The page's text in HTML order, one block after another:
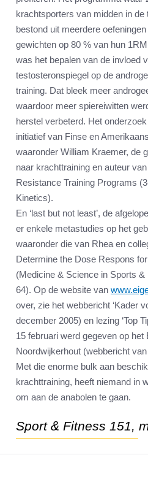
krachtsporters van midden in de
bestond uit meerdere
gewichten op 80 % van hun
was het bepalen van de invloed
testosteronspiegel op de
training. Dat bleek meer
waardoor meer spiereiwitten
herstel verbeterd. Het
initiatief van Finse en
waaronder William Kraemer, de
naar krachttraining en auteur
Resistance Training Programs
Kinetics).
En ‘last but not least’, de
er enkele metastudies op het
waaronder die van Rhea en
Determine the Dose Respons
(Medicine & Science in Sports
64). Op de website van
over, zie het webbericht ‘Kader
december 2005) en lezing ‘Top
15 februari werd gegeven op het
Noordwijkerhout (webbericht
Met die enorme bulk aan
krachttraining, heeft niemand in
om aan de anabolen te gaan.
Sport & Fitness 151,